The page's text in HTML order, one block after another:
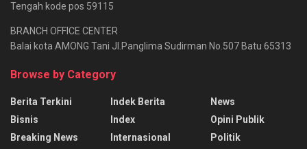
Tengah kode pos 59115
BRANCH OFFICE CENTER
Balai kota AMONG Tani Jl.Panglima Sudirman No.507 Batu 65313
Browse by Category
Berita Terkini
Bisnis
Breaking News
Indek Berita
Index
Internasional
News
Opini Publik
Politik